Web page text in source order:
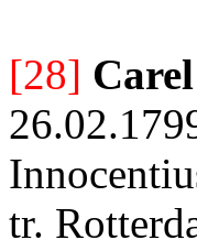
[28]
tr.